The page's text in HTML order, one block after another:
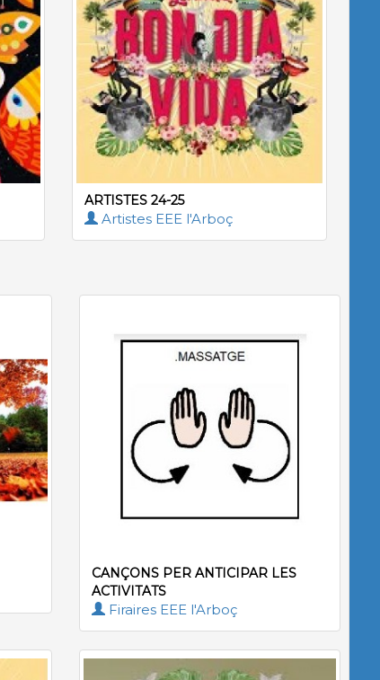
ARTISTES 24-25
Artistes EEE l'Arboç
CANÇONS PER ANTICIPAR LES
ACTIVITATS
Firaires EEE l'Arboç